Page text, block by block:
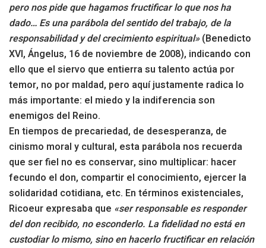
pero nos pide que hagamos fructificar lo que nos ha
dado… Es una parábola del sentido del trabajo, de la
responsabilidad y del crecimiento espiritual»(Benedicto
XVI, Ángelus, 16 de noviembre de 2008), indicando con
ello que el siervo que entierra su talento actúa por
temor, no por maldad, pero aquí justamente radica lo
más importante: el miedo y la indiferencia son
enemigos del Reino.
En tiempos de precariedad, de desesperanza, de
cinismo moral y cultural, esta parábola nos recuerda
que ser fiel no es conservar, sino multiplicar: hacer
fecundo el don, compartir el conocimiento, ejercer la
solidaridad cotidiana, etc. En términos existenciales,
Ricoeur expresaba que «ser responsable es responder
del don recibido, no esconderlo. La fidelidad no está en
custodiar lo mismo, sino en hacerlo fructificar en relación